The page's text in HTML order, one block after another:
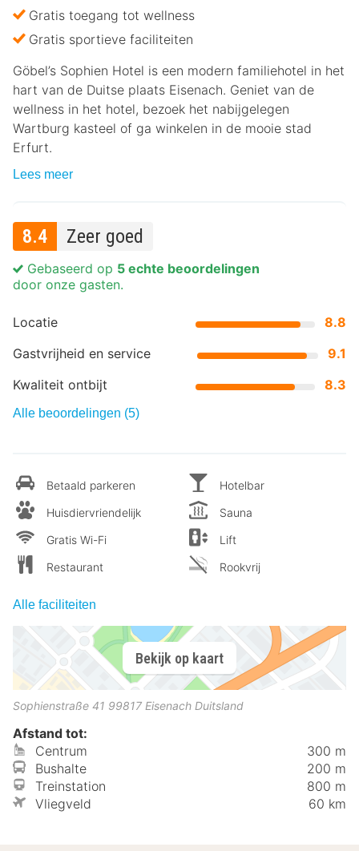
Gratis toegang tot wellness
Gratis sportieve faciliteiten
Göbel’s Sophien Hotel is een modern familiehotel in het
hart van de Duitse plaats Eisenach. Geniet van de
wellness in het hotel, bezoek het nabijgelegen
Wartburg kasteel of ga winkelen in de mooie stad
Erfurt.
Lees meer
8.4 Zeer goed
Locatie
8.8
Gastvrijheid en service
9.1
Kwaliteit ontbijt
8.3
Gebaseerd op 5 echte beoordelingen
door onze gasten.
Alle beoordelingen (5)
Betaald parkeren
Huisdiervriendelijk
Gratis Wi-Fi
Restaurant
Hotelbar
Sauna
Lift
Rookvrij
Alle faciliteiten
Bekijk op kaart
Sophienstraße 41 99817 Eisenach Duitsland
Afstand tot:
Centrum
300 m
Bushalte
200 m
Treinstation
800 m
Vliegveld
60 km